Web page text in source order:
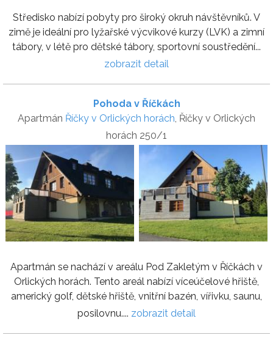
Středisko nabízí pobyty pro široký okruh návštěvníků. V
zimě je ideální pro lyžařské výcvikové kurzy (LVK) a zimní
tábory, v létě pro dětské tábory, sportovní soustředění...
zobrazit detail
Pohoda v Říčkách
Apartmán Říčky v Orlických horách, Říčky v Orlických
horách 250/1
Apartmán se nachází v areálu Pod Zakletým v Říčkách v
Orlických horách. Tento areál nabízí víceúčelové hřiště,
americký golf, dětské hřiště, vnitřní bazén, vířivku, saunu,
posilovnu.... zobrazit detail